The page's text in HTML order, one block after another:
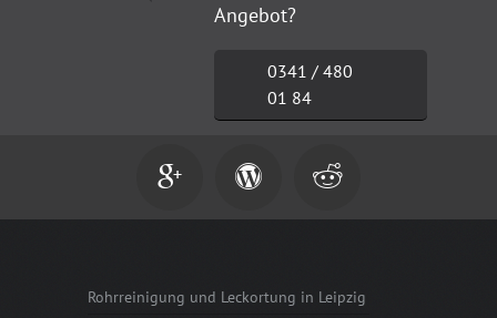
Angebot?
0341 / 480
01 84
  
Rohrreinigung und Leckortung in Leipzig